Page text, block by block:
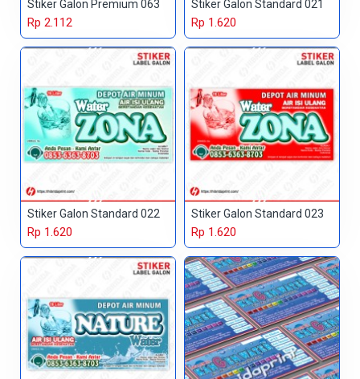
Stiker Galon Premium 063
Rp 2.112
Stiker Galon Standard 021
Rp 1.620
Stiker Galon Standard 022
Rp 1.620
Stiker Galon Standard 023
Rp 1.620